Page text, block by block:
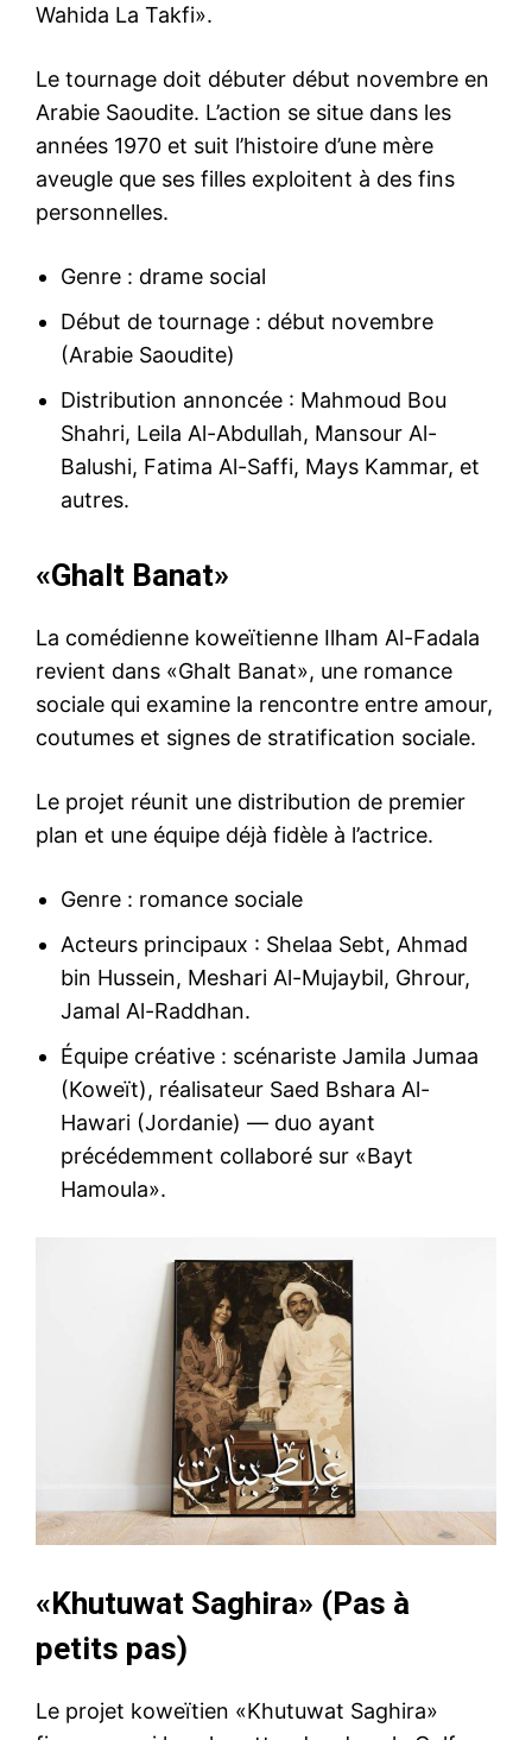
Wahida La Takfi».
Le tournage doit débuter début novembre en
Arabie Saoudite. L’action se situe dans les
années 1970 et suit l’histoire d’une mère
aveugle que ses filles exploitent à des fins
personnelles.
Genre : drame social
Début de tournage : début novembre
(Arabie Saoudite)
Distribution annoncée : Mahmoud Bou
Shahri, Leila Al-Abdullah, Mansour Al-
Balushi, Fatima Al-Saffi, Mays Kammar, et
autres.
«Ghalt Banat»
La comédienne koweïtienne Ilham Al-Fadala
revient dans «Ghalt Banat», une romance
sociale qui examine la rencontre entre amour,
coutumes et signes de stratification sociale.
Le projet réunit une distribution de premier
plan et une équipe déjà fidèle à l’actrice.
Genre : romance sociale
Acteurs principaux : Shelaa Sebt, Ahmad
bin Hussein, Meshari Al-Mujaybil, Ghrour,
Jamal Al-Raddhan.
Équipe créative : scénariste Jamila Jumaa
(Koweït), réalisateur Saed Bshara Al-
Hawari (Jordanie) — duo ayant
précédemment collaboré sur «Bayt
Hamoula».
«Khutuwat Saghira» (Pas à
petits pas)
Le projet koweïtien «Khutuwat Saghira»